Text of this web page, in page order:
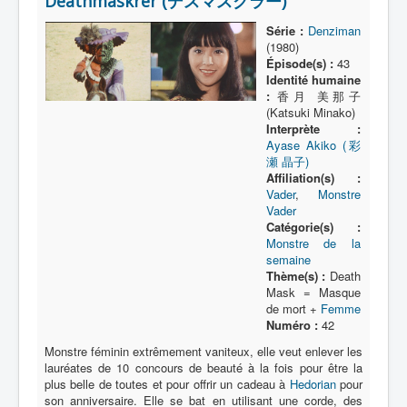
Série
Acteur
Équipe
Référence
Fanservice
Série : Denziman
(1980)
Épisode(s) :43
Identité humaine
:香月 美那子
(Katsuki Minako)
Interprète :
Ayase Akiko (彩
瀬 晶子)
Affiliation(s) :
Vader, Monstre
Vader
Catégorie(s) :
Monstre de la
semaine
Thème(s) : Death
Mask = Masque
de mort + Femme
Numéro :42
Monstre féminin extrêmement vaniteux, elle veut enlever les
lauréates de 10 concours de beauté à la fois pour être la
plus belle de toutes et pour offrir un cadeau à Hedorianpour
son anniversaire. Elle se bat en utilisant une corde, des